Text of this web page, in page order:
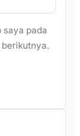
saya pada